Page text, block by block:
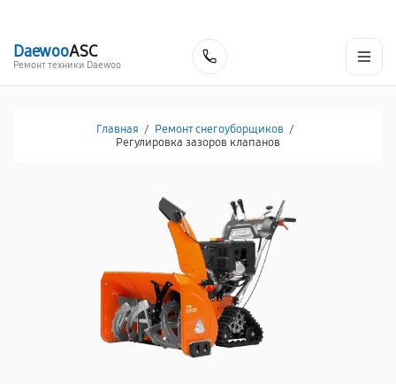
DaewooASC
Ремонт техники Daewoo
Главная / Ремонт снегоуборщиков /
Регулировка зазоров клапанов